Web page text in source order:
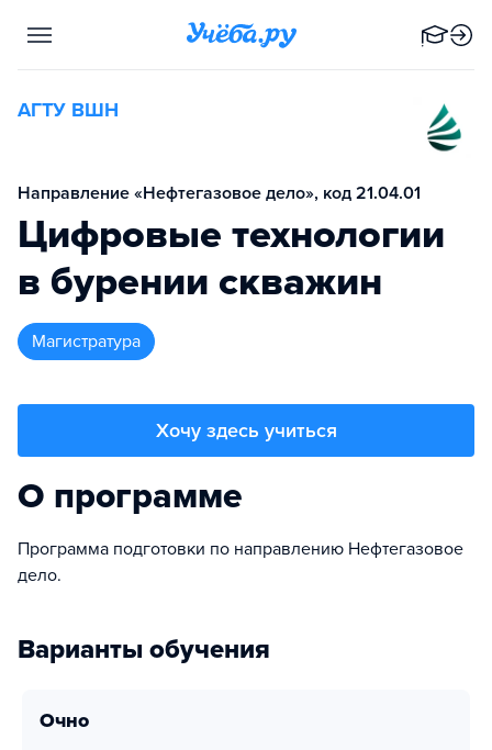
АГТУ ВШН
Направление «Нефтегазовое дело», код 21.04.01
Цифровые технологии
в бурении скважин
магистратура
Хочу здесь учиться
О программе
Программа подготовки по направлению Нефтегазовое
дело.
Варианты обучения
очно